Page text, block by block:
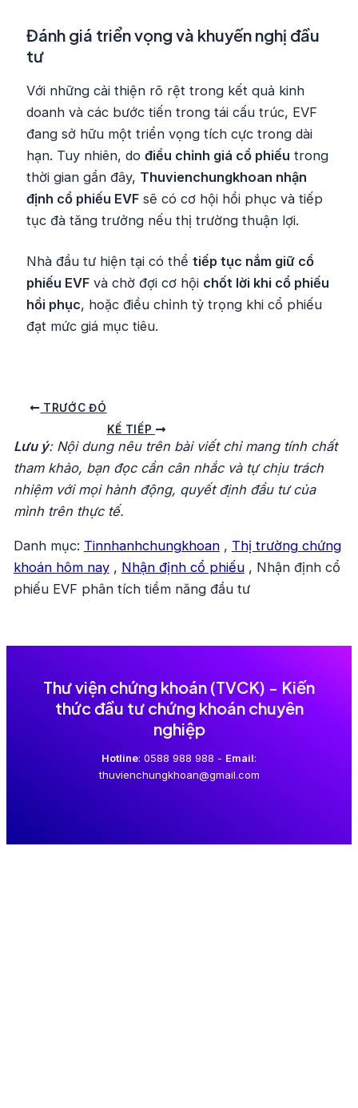
Đánh giá triển vọng và khuyến nghị đầu
tư
Với những cải thiện rõ rệt trong kết quả kinh
doanh và các bước tiến trong tái cấu trúc, EVF
đang sở hữu một triển vọng tích cực trong dài
hạn. Tuy nhiên, dođiều chỉnh giá cổ phiếu trong
thời gian gần đây, Thuvienchungkhoan nhận
định cổ phiếu EVF sẽ có cơ hội hồi phục và tiếp
tục đà tăng trưởng nếu thị trường thuận lợi.
Nhà đầu tư hiện tại có thểtiếp tục nắm giữ cổ
phiếu EVF và chờ đợi cơ hội chốt lời khi cổ phiếu
hồi phục, hoặc điều chỉnh tỷ trọng khi cổ phiếu
đạt mức giá mục tiêu.
Điều
bài
viết
TRƯỚC ĐÓ
KẾ TIẾP
Lưu ý: Nội dung nêu trên bài viết chỉ mang tính chất
tham khảo, bạn đọc cần cân nhắc và tự chịu trách
nhiệm với mọi hành động, quyết định đầu tư của
mình trên thực tế.
Danh mục: Tinnhanhchungkhoan, Thị trường chứng
khoán hôm nay, Nhận định cổ phiếu, Nhận định cổ
phiếu EVF phân tích tiềm năng đầu tư
Thư viện chứng khoán (TVCK) - Kiến
thức đầu tư chứng khoán chuyên
nghiệp
Hotline: 0588 988 988 - Email:
thuvienchungkhoan@gmail.com